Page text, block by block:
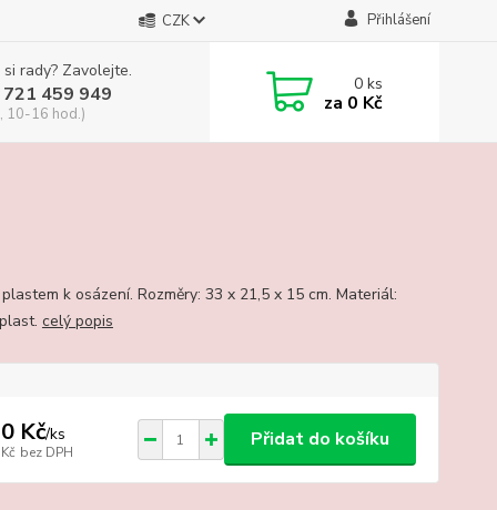
CZK Přihlášení
rady? Zavolejte.
459 949
10-16 hod.)
0ks
za 0 Kč
k osázení. Rozměry: 33 x 21,5 x 15 cm. Materiál:
celý popis
Kč/ks
bez DPH
Přidat do košíku